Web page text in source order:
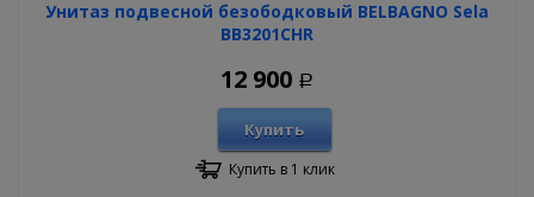
Унитаз подвесной безободковый BELBAGNO Sela
BB3201CHR
12 900 Р
Купить
Купить в 1 клик